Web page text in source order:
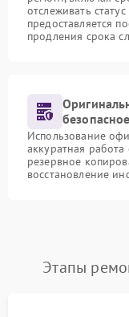
отслеживать
предоставляется
продления срока
Использование
аккуратная
резервное
восстановление
Этапы